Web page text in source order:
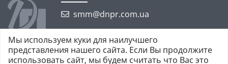
smm@dnpr.com.ua
Мы используем куки для наилучшего
представления нашего сайта. Если Вы продолжите
использовать сайт, мы будем считать что Вас это